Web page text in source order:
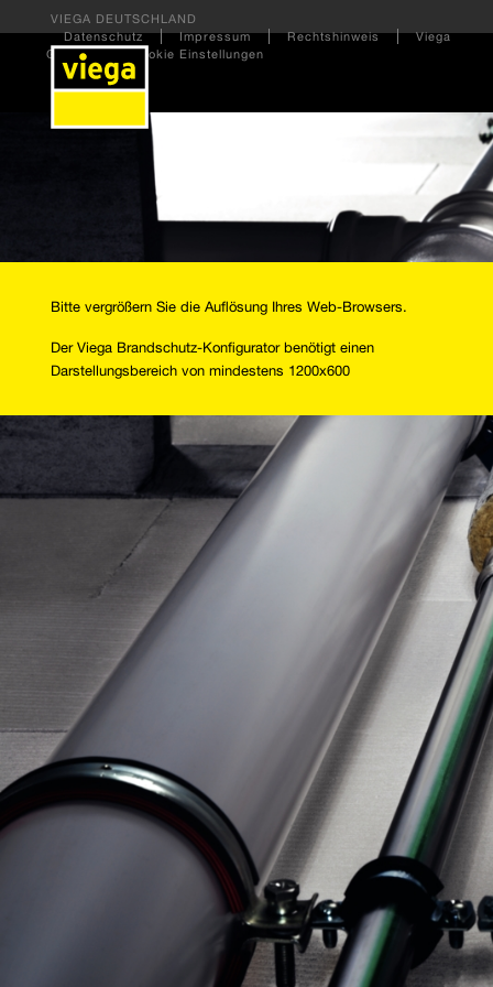
VIEGA DEUTSCHLAND
Datenschutz
Impressum Rechtshinweis
Viega
Gruppe
Cookie Einstellungen
Bitte vergrößern Sie die Auflösung Ihres Web-Browsers.
Der Viega Brandschutz-Konfigurator benötigt einen
Darstellungsbereich von mindestens 1200x600